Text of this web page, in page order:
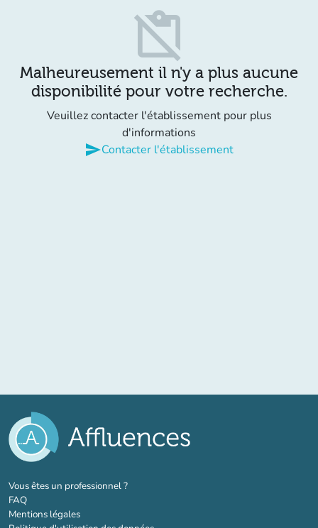
content_paste_off
Malheureusement il n'y a plus aucune
disponibilité pour votre recherche.
Veuillez contacter l'établissement pour plus
d'informations
sendContacter l'établissement
Vous êtes un professionnel ?(nouvel onglet)
FAQ
Mentions légales